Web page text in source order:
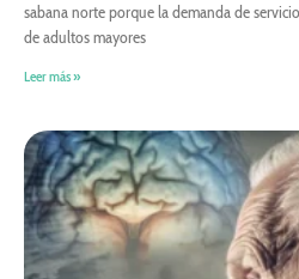
sabana norte porque la demanda de
de adultos mayores
Leer más »